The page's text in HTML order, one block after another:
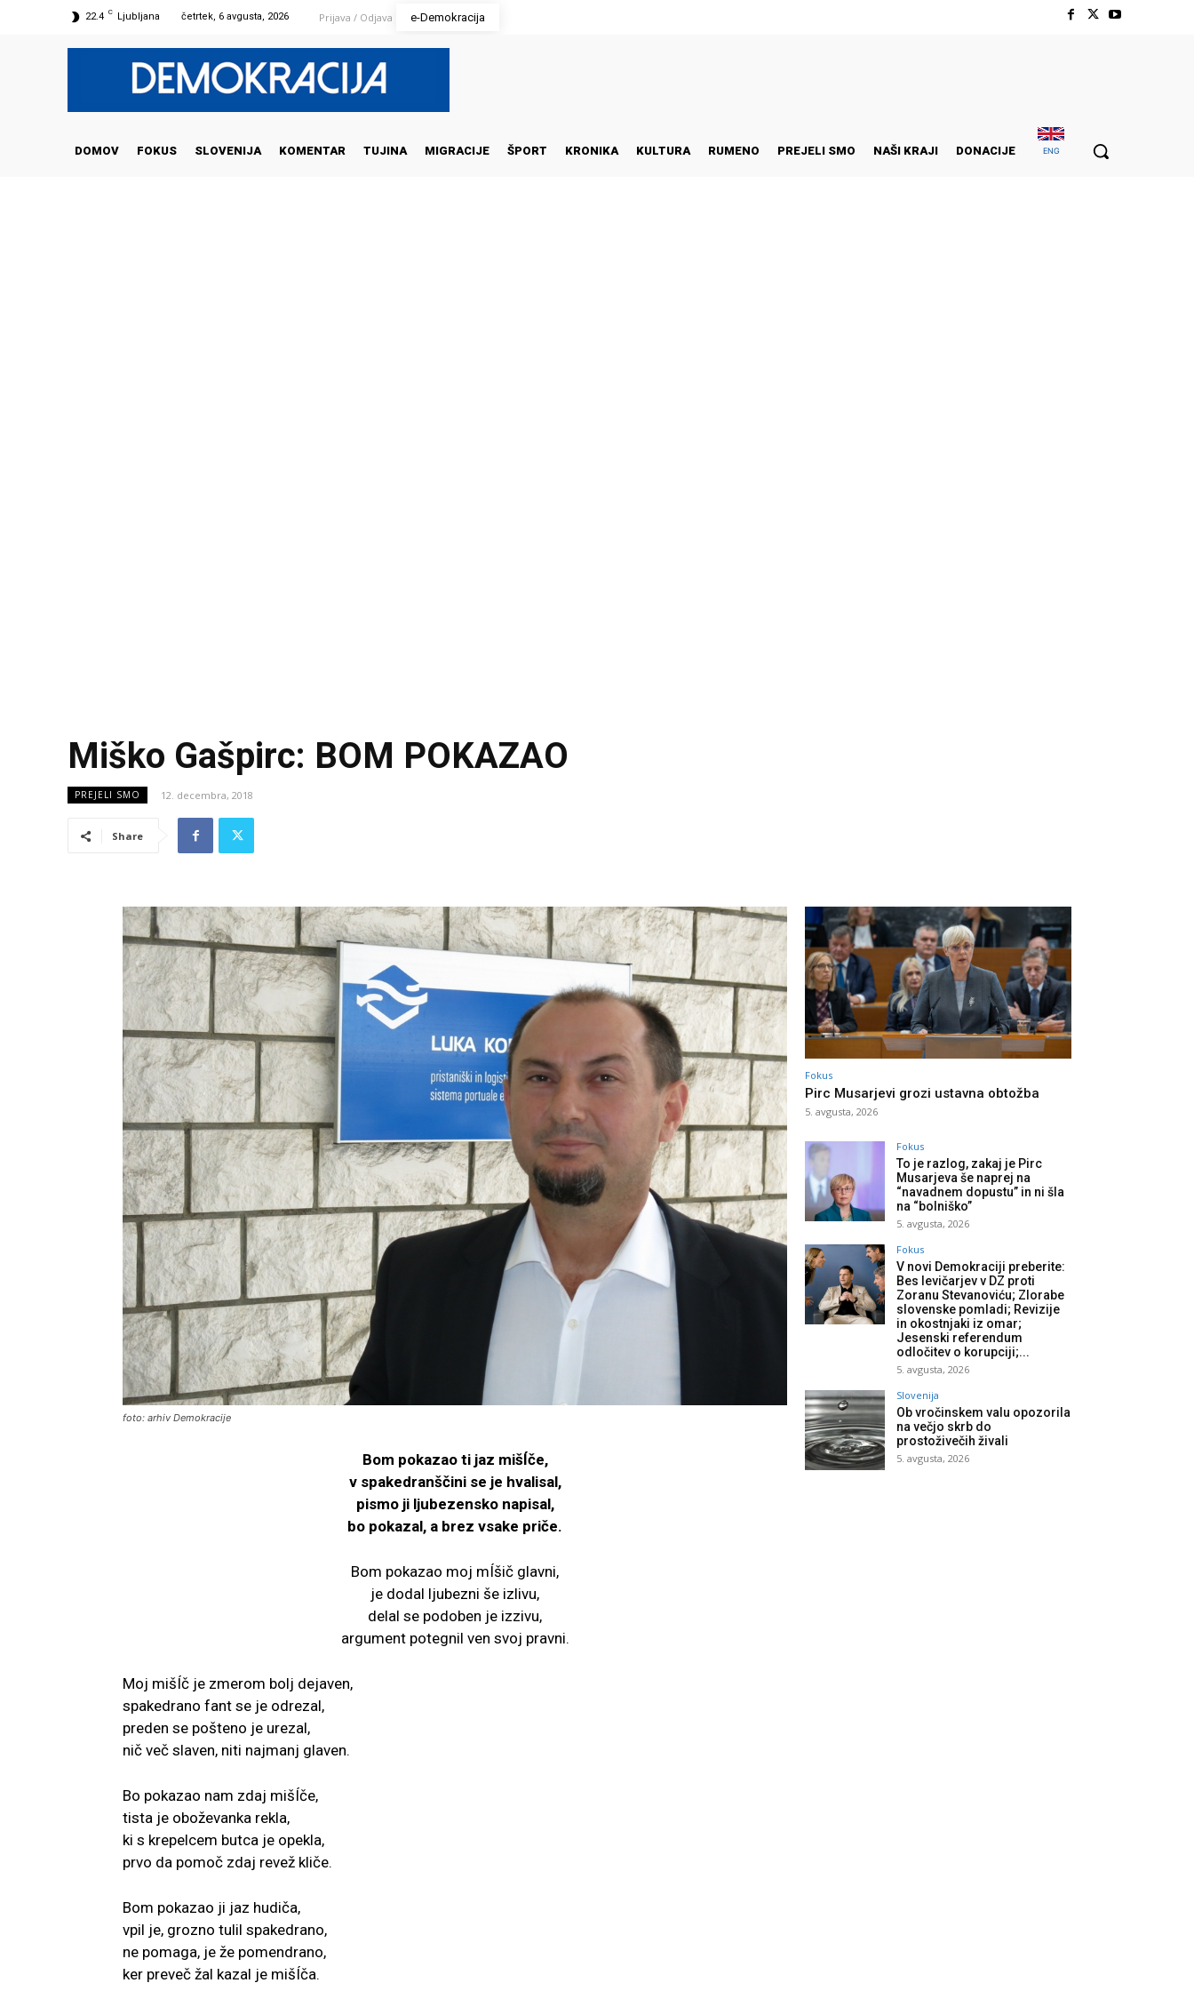
22.4 C Ljubljana četrtek, 6 avgusta, 2026 Prijava / Odjava e-Demokracija
DOMOV FOKUS SLOVENIJA KOMENTAR TUJINA MIGRACIJE ŠPORT KRONIKA KULTURA RUMENO PREJELI SMO NAŠI KRAJI DONACIJE ENG
Miško Gašpirc: BOM POKAZAO
PREJELI SMO 12. decembra, 2018
Share
foto: arhiv Demokracije
Bom pokazao ti jaz mišÍče,
v spakedranščini se je hvalisal,
pismo ji ljubezensko napisal,
bo pokazal, a brez vsake priče.
Bom pokazao moj mÍšič glavni,
je dodal ljubezni še izlivu,
delal se podoben je izzivu,
argument potegnil ven svoj pravni.
Moj mišÍč je zmerom bolj dejaven,
spakedrano fant se je odrezal,
preden se pošteno je urezal,
nič več slaven, niti najmanj glaven.
Bo pokazao nam zdaj mišÍče,
tista je oboževanka rekla,
ki s krepelcem butca je opekla,
prvo da pomoč zdaj revež kliče.
Bom pokazao ji jaz hudiča,
vpil je, grozno tulil spakedrano,
ne pomaga, je že pomendrano,
ker preveč žal kazal je mišÍča.
Fokus
Pirc Musarjevi grozi ustavna obtožba
5. avgusta, 2026
Fokus
To je razlog, zakaj je Pirc
Musarjeva še naprej na
“navadnem dopustu” in ni šla
na “bolniško”
5. avgusta, 2026
Fokus
V novi Demokraciji preberite:
Bes levičarjev v DZ proti
Zoranu Stevanoviću; Zlorabe
slovenske pomladi; Revizije
in okostnjaki iz omar;
Jesenski referendum
odločitev o korupciji;...
5. avgusta, 2026
Slovenija
Ob vročinskem valu opozorila
na večjo skrb do
prostoživečih živali
5. avgusta, 2026